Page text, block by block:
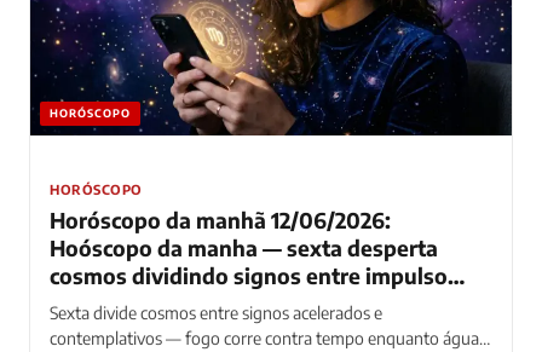
HORÓSCOPO
HORÓSCOPO
Horóscopo da manhã 12/06/2026:
Hoóscopo da manha — sexta desperta
cosmos dividindo signos entre impulso
final e reflexão profunda — fogo acelera
enquanto água medita
Sexta divide cosmos entre signos acelerados e
contemplativos — fogo corre contra tempo enquanto água